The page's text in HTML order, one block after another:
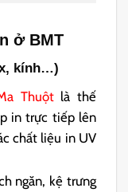
ở BMT
kính…)
Thuộtlà thế
in trực tiếp lên
chất liệu in UV
ngăn, kệ trưng